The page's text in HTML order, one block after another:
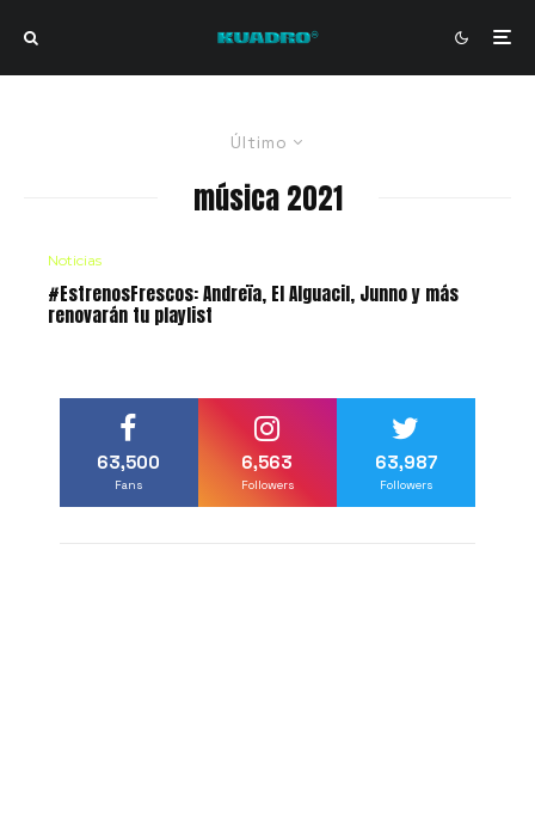
Último
música 2021
Noticias
#EstrenosFrescos: Andreïa, El Alguacil, Junno y más
renovarán tu playlist
63,500
Fans
6,563
Followers
63,987
Followers